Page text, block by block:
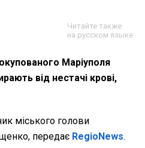
Читайте также
на русском языке
Маріуполя
від нестачі крові,
міського голови
передає RegioNews.